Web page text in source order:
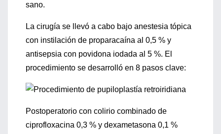
sano.
La cirugía se llevó a cabo bajo anestesia tópica
con instilación de proparacaína al 0,5 % y
antisepsia con povidona iodada al 5 %. El
procedimiento se desarrolló en 8 pasos clave:
Postoperatorio con colirio combinado de
ciprofloxacina 0,3 % y dexametasona 0,1 %